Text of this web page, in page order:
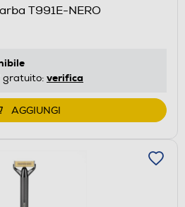
T991E-NERO
gratuito: verifica
AGGIUNGI